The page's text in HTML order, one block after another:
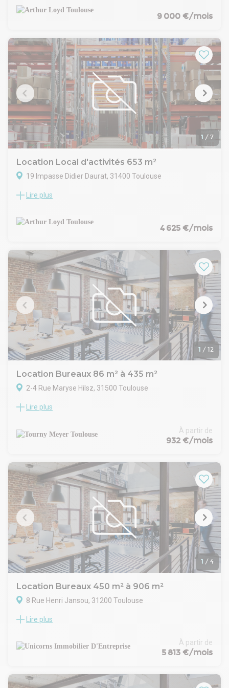
bureaux aménagée sur deux niveaux. Implanté dans la zone
dynamique de Toulouse Montaudran, il bénéficie d'une
du centre-ville. Le bâtiment principal comprend un vaste
dépôt ainsi qu'un atelier fonctionnel doté d'une porte
coulissante à grande ouverture. Une annexe récente de 200
m² au sol équipée d'un pont roulant de 1,6 tonne renforce la
polyvalence de l'ensemble. Ce site convient parfaitement
aux entreprises recherchant des espaces adaptés tant au
stockage qu'à l'activité, avec un accès direct au périphérique
toulousain et une bonne desserte par les transports en
commun.
9 000 €/mois
1 / 7
Location Local d'activités 653 m²
19 Impasse Didier Daurat, 31400 Toulouse
Ce local d'activité indépendant disponible à la location
secteur sud-est de Toulouse. Le bâtiment se distingue par un
accès direct aux axes routiers majeurs de l'agglomération.
répartis sur deux niveaux, permettant d'organiser aisément
les espaces de travail et de stockage. L'ensemble bénéficie
d'un portail sécurisé, d'une cour clôturée et d'un parking,
offrant des conditions de travail pratiques pour les
entreprises ayant besoin d'accueillir du personnel ou de la
clientèle. La présence d'un pont roulant de 5 tonnes dans le
dépôt ainsi que d'une dalle béton vient compléter les
possibilités d'aménagement. Ce bien répond ainsi aux
besoins des entreprises recherchant un site opérationnel et
accessible dans un environnement dynamique de Toulouse.
Lire plus
4 625 €/mois
1 / 12
Location Bureaux 86 m² à 435 m²
2-4 Rue Maryse Hilsz, 31500 Toulouse
Au coeur de la Zone de la Grande Plaine, à l'Est de Toulouse,
avec parkings, au sein d'un ensemble immobilier tertiaire en
très bon état - A ce jour, 2 surfaces de 235 m² et 114 m² sont
A proximité immédiate de la Cité de l'Espace.
Prestations: Bureaux cloisonnés, dalles de moquette, parties
communes de l'immeuble rénovées, climatisation réversible,
sanitaires communs
Lire plus
À partir de
932 €/mois
1 / 4
Location Bureaux 450 m² à 906 m²
8 Rue Henri Jansou, 31200 Toulouse
Au sein d'un immeuble de bon standing, dans la Zone Balma
la location une surface de bureaux de 900 m² en R+1 et R+2
avec parking, divisible dès 450m²
Accès aisé par le périphérique et le métro.
Lire plus
À partir de
5 813 €/mois